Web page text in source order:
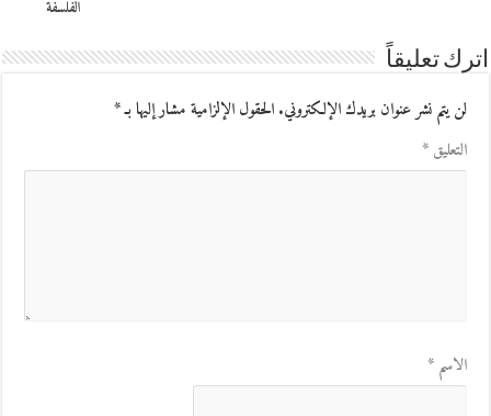
الفلسفة
اترك تعليقاً
لن يتم نشر عنوان بريدك الإلكتروني.الحقول الإلزامية مشار إليها بـ*
التعليق*
الاسم*